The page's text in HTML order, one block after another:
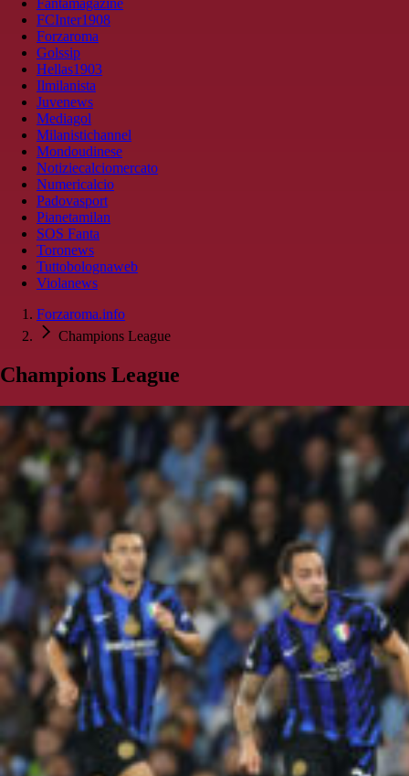
Fantamagazine
FCInter1908
Forzaroma
Golssip
Hellas1903
Ilmilanista
Juvenews
Mediagol
Milanistichannel
Mondoudinese
Notiziecalciomercato
Numericalcio
Padovasport
Pianetamilan
SOS Fanta
Toronews
Tuttobolognaweb
Violanews
Forzaroma.info
Champions League
Champions League